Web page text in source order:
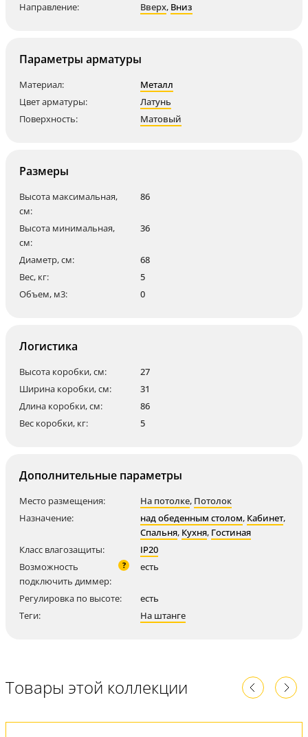
Направление:
Вверх, Вниз
Параметры арматуры
Материал:
Металл
Цвет арматуры:
Латунь
Поверхность:
Матовый
Размеры
Высота максимальная,
см:
86
Высота минимальная,
см:
36
Диаметр, см:
68
Вес, кг:
5
Объем, м3:
0
Логистика
Высота коробки, см:
27
Ширина коробки, см:
31
Длина коробки, см:
86
Вес коробки, кг:
5
Дополнительные параметры
Место размещения: На потолке, Потолок
Назначение:
над обеденным столом, Кабинет,
Спальня, Кухня, Гостиная
Класс влагозащиты:
IP20
Возможность
подключить диммер:
? есть
Регулировка по высоте:
есть
Теги:
На штанге
Товары этой коллекции